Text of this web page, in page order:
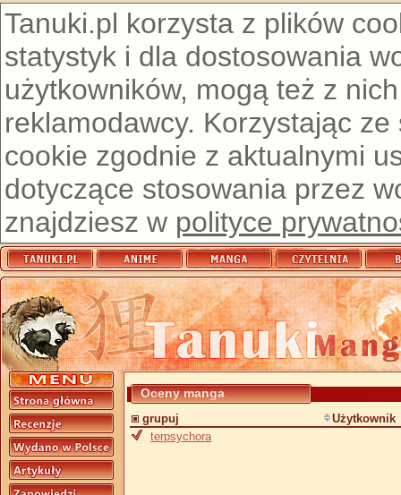
Tanuki.pl korzysta z plików
statystyk i dla dostosowania
użytkowników, mogą też z
reklamodawcy. Korzystając
cookie zgodnie z aktualnymi
dotyczące stosowania przez
znajdziesz w polityce
Oceny manga
grupuj
Użytkownik
terpsychora